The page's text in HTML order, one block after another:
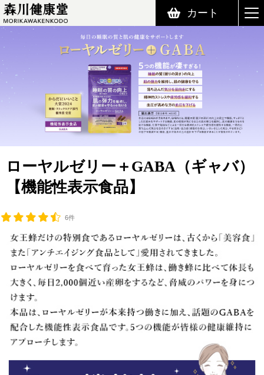
森川健康堂 MORIKAWAKENKODO
カート
ローヤルゼリー＋GABA（ギャバ）
【機能性表示食品】
6件